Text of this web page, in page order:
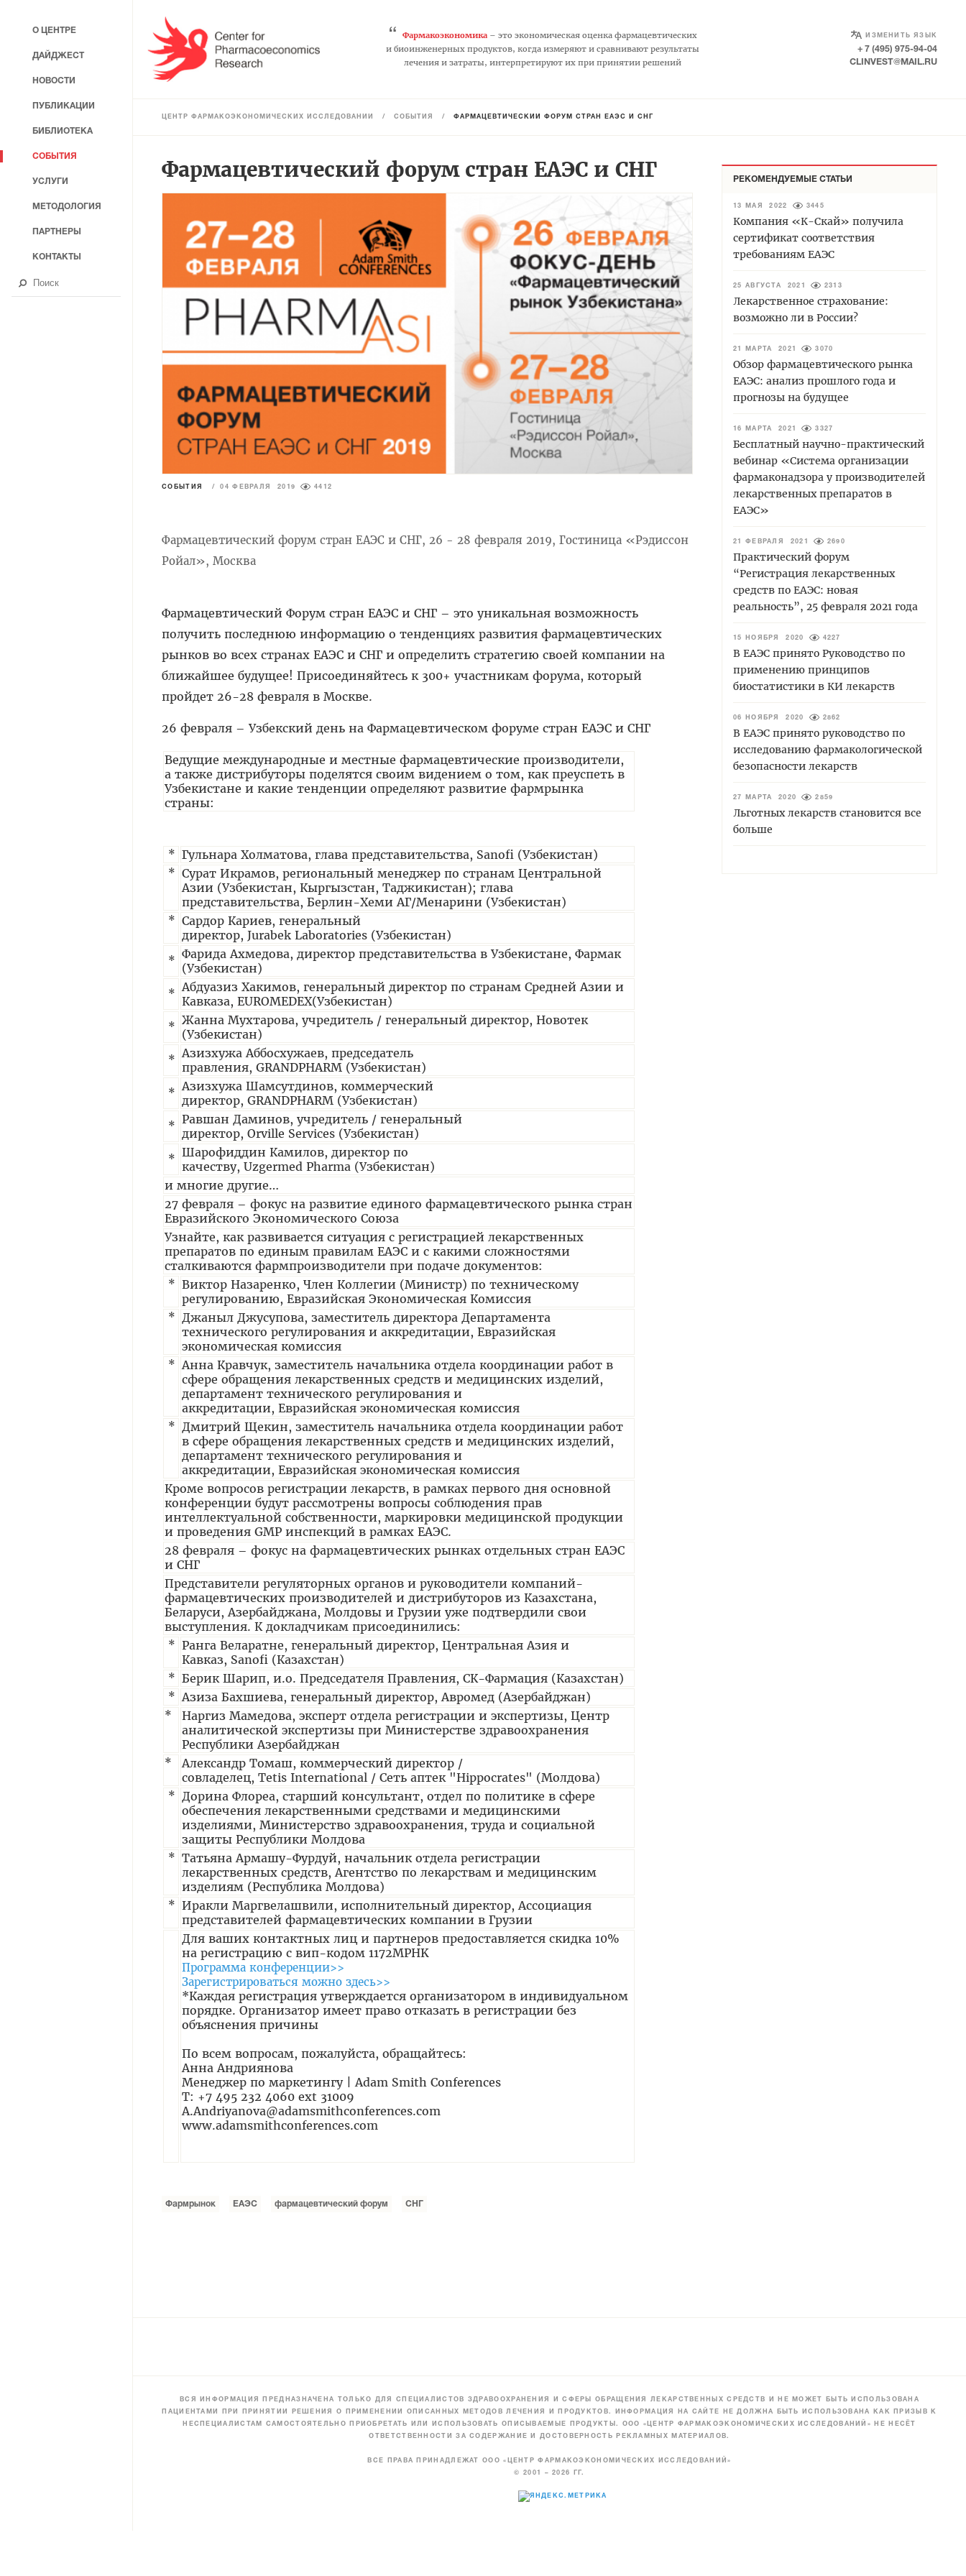
“ Фармакоэкономика– это экономическая оценка фармацевтических
и биоинженерных продуктов, когда измеряют и сравнивают результаты
лечения и затраты, интерпретируют их при принятии решений
ИЗМЕНИТЬ ЯЗЫК
SELECT LANGUAGE
+ 7 (495) 975-94-04
CLINVEST@MAIL.RU
ЦЕНТР ФАРМАКОЭКОНОМИЧЕСКИХ ИССЛЕДОВАНИЙ / СОБЫТИЯ / ФАРМАЦЕВТИЧЕСКИЙ ФОРУМ СТРАН ЕАЭС И СНГ
Фармацевтический форум стран ЕАЭС и СНГ
СОБЫТИЯ / 04 ФЕВРАЛЯ 2019 4412
Фармацевтический форум стран ЕАЭС и СНГ, 26 - 28 февраля 2019, Гостиница «Рэдиссон
Ройал», Москва
Фармацевтический Форум стран ЕАЭС и СНГ – это уникальная возможность
получить последнюю информацию о тенденциях развития фармацевтических
рынков во всех странах ЕАЭС и СНГ и определить стратегию своей компании на
ближайшее будущее! Присоединяйтесь к 300+ участникам форума, который
пройдет 26-28 февраля в Москве.
26 февраля – Узбекский день на Фармацевтическом форуме стран ЕАЭС и СНГ
Ведущие международные и местные фармацевтические производители,
а также дистрибуторы поделятся своим видением о том, как преуспеть в
Узбекистане и какие тенденции определяют развитие фармрынка
страны:
* Гульнара Холматова, глава представительства, Sanofi (Узбекистан)
* Сурат Икрамов, региональный менеджер по странам Центральной
Азии (Узбекистан, Кыргызстан, Таджикистан); глава
представительства, Берлин-Хеми АГ/Менарини (Узбекистан)
* Сардор Кариев, генеральный
директор, Jurabek Laboratories (Узбекистан)
* Фарида Ахмедова, директор представительства в Узбекистане, Фармак
(Узбекистан)
* Абдуазиз Хакимов, генеральный директор по странам Средней Азии и
Кавказа, EUROMEDEX(Узбекистан)
* Жанна Мухтарова, учредитель / генеральный директор, Новотек
(Узбекистан)
* Азизхужа Аббосхужаев, председатель
правления, GRANDPHARM (Узбекистан)
* Азизхужа Шамсутдинов, коммерческий
директор, GRANDPHARM (Узбекистан)
* Равшан Даминов, учредитель / генеральный
директор, Orville Services (Узбекистан)
* Шарофиддин Камилов, директор по
качеству, Uzgermed Pharma (Узбекистан)
и многие другие…
27 февраля – фокус на развитие единого фармацевтического рынка стран
Евразийского Экономического Союза
Узнайте, как развивается ситуация с регистрацией лекарственных
препаратов по единым правилам ЕАЭС и с какими сложностями
сталкиваются фармпроизводители при подаче документов:
* Виктор Назаренко, Член Коллегии (Министр) по техническому
регулированию, Евразийская Экономическая Комиссия
*
Джаныл Джусупова, заместитель директора Департамента
технического регулирования и аккредитации, Евразийская
экономическая комиссия
* Анна Кравчук, заместитель начальника отдела координации работ в
сфере обращения лекарственных средств и медицинских изделий,
департамент технического регулирования и
аккредитации, Евразийская экономическая комиссия
*
Дмитрий Щекин, заместитель начальника отдела координации работ
в сфере обращения лекарственных средств и медицинских изделий,
департамент технического регулирования и
аккредитации, Евразийская экономическая комиссия
Кроме вопросов регистрации лекарств, в рамках первого дня основной
конференции будут рассмотрены вопросы соблюдения прав
интеллектуальной собственности, маркировки медицинской продукции
и проведения GMP инспекций в рамках ЕАЭС.
28 февраля – фокус на фармацевтических рынках отдельных стран ЕАЭС
и СНГ
Представители регуляторных органов и руководители компаний-
фармацевтических производителей и дистрибуторов из Казахстана,
Беларуси, Азербайджана, Молдовы и Грузии уже подтвердили свои
выступления. К докладчикам присоединились:
* Ранга Веларатне, генеральный директор, Центральная Азия и
Кавказ, Sanofi (Казахстан)
* Берик Шарип, и.о. Председателя Правления, СК-Фармация (Казахстан)
* Азиза Бахшиева, генеральный директор, Авромед (Азербайджан)
*
Наргиз Мамедова, эксперт отдела регистрации и экспертизы, Центр
аналитической экспертизы при Министерстве здравоохранения
Республики Азербайджан
*
Александр Томаш, коммерческий директор /
совладелец, Tetis International / Сеть аптек "Hippocrates" (Молдова)
*
Дорина Флореа, старший консультант, отдел по политике в сфере
обеспечения лекарственными средствами и медицинскими
изделиями, Министерство здравоохранения, труда и социальной
защиты Республики Молдова
* Татьяна Армашу-Фурдуй, начальник отдела регистрации
лекарственных средств, Агентство по лекарствам и медицинским
изделиям (Республика Молдова)
* Иракли Маргвелашвили, исполнительный директор, Ассоциация
представителей фармацевтических компании в Грузии
Для ваших контактных лиц и партнеров предоставляется скидка 10%
на регистрацию с вип-кодом 1172MPHK
Программа конференции>>
Зарегистрироваться можно здесь>>
*Каждая регистрация утверждается организатором в индивидуальном
порядке. Организатор имеет право отказать в регистрации без
объяснения причины
По всем вопросам, пожалуйста, обращайтесь:
Анна Андриянова
Менеджер по маркетингу | Adam Smith Conferences
T: +7 495 232 4060 ext 31009
A.Andriyanova@adamsmithconferences.com
www.adamsmithconferences.com
Фармрынок ЕАЭС фармацевтический форум СНГ
РЕКОМЕНДУЕМЫЕ СТАТЬИ
13 МАЯ 2022 3445
Компания «К-Скай» получила
сертификат соответствия
требованиям ЕАЭС
25 АВГУСТА 2021 2313
Лекарственное страхование:
возможно ли в России?
21 МАРТА 2021 3070
Обзор фармацевтического рынка
ЕАЭС: анализ прошлого года и
прогнозы на будущее
16 МАРТА 2021 3327
Бесплатный научно-практический
вебинар «Система организации
фармаконадзора у производителей
лекарственных препаратов в
ЕАЭС»
21 ФЕВРАЛЯ 2021 2690
Практический форум
“Регистрация лекарственных
средств по ЕАЭС: новая
реальность”, 25 февраля 2021 года
15 НОЯБРЯ 2020 4227
В ЕАЭС принято Руководство по
применению принципов
биостатистики в КИ лекарств
06 НОЯБРЯ 2020 2862
В ЕАЭС принято руководство по
исследованию фармакологической
безопасности лекарств
27 МАРТА 2020 2859
Льготных лекарств становится все
больше
ВСЯ ИНФОРМАЦИЯ ПРЕДНАЗНАЧЕНА ТОЛЬКО ДЛЯ СПЕЦИАЛИСТОВ ЗДРАВООХРАНЕНИЯ И СФЕРЫ ОБРАЩЕНИЯ ЛЕКАРСТВЕННЫХ СРЕДСТВ И НЕ МОЖЕТ БЫТЬ ИСПОЛЬЗОВАНА
ПАЦИЕНТАМИ ПРИ ПРИНЯТИИ РЕШЕНИЯ О ПРИМЕНЕНИИ ОПИСАННЫХ МЕТОДОВ ЛЕЧЕНИЯ И ПРОДУКТОВ. ИНФОРМАЦИЯ НА САЙТЕ НЕ ДОЛЖНА БЫТЬ ИСПОЛЬЗОВАНА КАК ПРИЗЫВ К
НЕСПЕЦИАЛИСТАМ САМОСТОЯТЕЛЬНО ПРИОБРЕТАТЬ ИЛИ ИСПОЛЬЗОВАТЬ ОПИСЫВАЕМЫЕ ПРОДУКТЫ. ООО «ЦЕНТР ФАРМАКОЭКОНОМИЧЕСКИХ ИССЛЕДОВАНИЙ» НЕ НЕСЁТ
ОТВЕТСТВЕННОСТИ ЗА СОДЕРЖАНИЕ И ДОСТОВЕРНОСТЬ РЕКЛАМНЫХ МАТЕРИАЛОВ.
ВСЕ ПРАВА ПРИНАДЛЕЖАТ ООО «ЦЕНТР ФАРМАКОЭКОНОМИЧЕСКИХ ИССЛЕДОВАНИЙ»
© 2001 – 2026 ГГ.
О ЦЕНТРЕ
ДАЙДЖЕСТ
НОВОСТИ
ПУБЛИКАЦИИ
БИБЛИОТЕКА
СОБЫТИЯ
УСЛУГИ
МЕТОДОЛОГИЯ
ПАРТНЕРЫ
КОНТАКТЫ